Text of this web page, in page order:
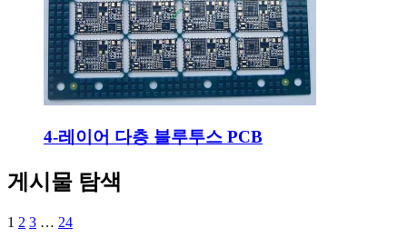
4-레이어 다층 블루투스 PCB
게시물 탐색
1 2 3 … 24